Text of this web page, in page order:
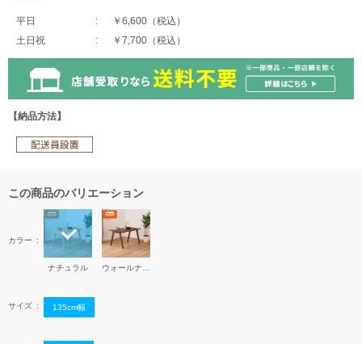
平日
￥6,600（税込）
土日祝
￥7,700（税込）
【納品方法】
この商品のバリエーション
カラー
ナチュラル
サイズ 135cm幅